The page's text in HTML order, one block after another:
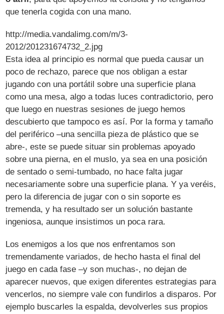
que tenerla cogida con una mano.
http://media.vandalimg.com/m/3-
2012/201231674732_2.jpg
Esta idea al principio es normal que pueda causar un
poco de rechazo, parece que nos obligan a estar
jugando con una portátil sobre una superficie plana
como una mesa, algo a todas luces contradictorio, pero
que luego en nuestras sesiones de juego hemos
descubierto que tampoco es así. Por la forma y tamaño
del periférico –una sencilla pieza de plástico que se
abre-, este se puede situar sin problemas apoyado
sobre una pierna, en el muslo, ya sea en una posición
de sentado o semi-tumbado, no hace falta jugar
necesariamente sobre una superficie plana. Y ya veréis,
pero la diferencia de jugar con o sin soporte es
tremenda, y ha resultado ser un solución bastante
ingeniosa, aunque insistimos un poca rara.
Los enemigos a los que nos enfrentamos son
tremendamente variados, de hecho hasta el final del
juego en cada fase –y son muchas-, no dejan de
aparecer nuevos, que exigen diferentes estrategias para
vencerlos, no siempre vale con fundirlos a disparos. Por
ejemplo buscarles la espalda, devolverles sus propios